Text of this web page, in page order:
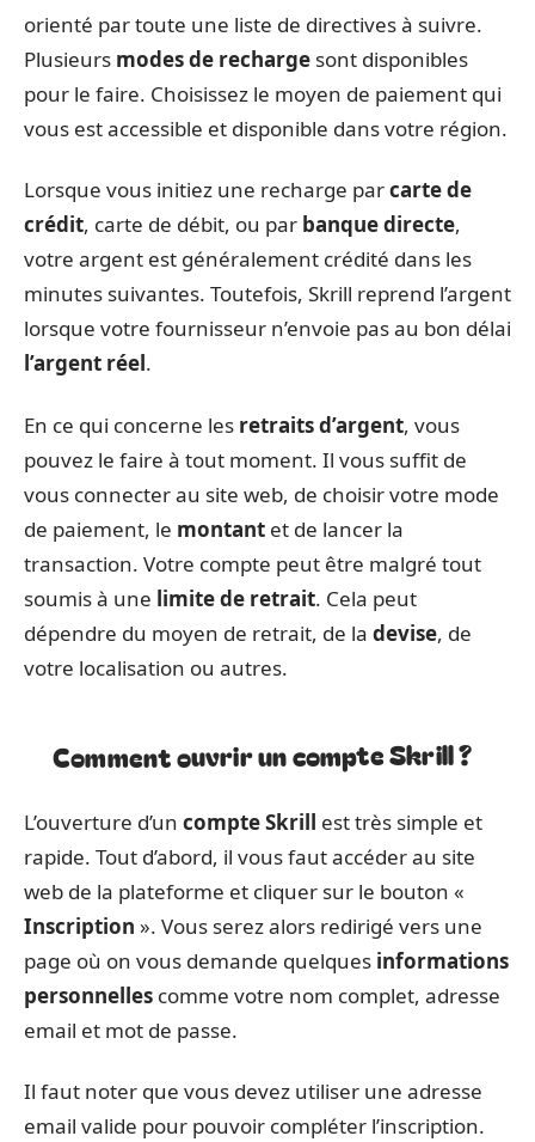
orienté par toute une liste de directives à suivre.
Plusieurs modes de recharge sont disponibles
pour le faire. Choisissez le moyen de paiement qui
vous est accessible et disponible dans votre région.
Lorsque vous initiez une recharge parcarte de
crédit, carte de débit, ou par banque directe,
votre argent est généralement crédité dans les
minutes suivantes. Toutefois, Skrill reprend l’argent
lorsque votre fournisseur n’envoie pas au bon délai
l’argent réel.
En ce qui concerne les retraits d’argent, vous
pouvez le faire à tout moment. Il vous suffit de
vous connecter au site web, de choisir votre mode
de paiement, le montant et de lancer la
transaction. Votre compte peut être malgré tout
soumis à une limite de retrait. Cela peut
dépendre du moyen de retrait, de la devise, de
votre localisation ou autres.
Comment ouvrir un compte Skrill ?
L’ouverture d’un compte Skrill est très simple et
rapide. Tout d’abord, il vous faut accéder au site
web de la plateforme et cliquer sur le bouton «
Inscription ». Vous serez alors redirigé vers une
page où on vous demande quelques informations
personnelles comme votre nom complet, adresse
email et mot de passe.
Il faut noter que vous devez utiliser une adresse
email valide pour pouvoir compléter l’inscription.